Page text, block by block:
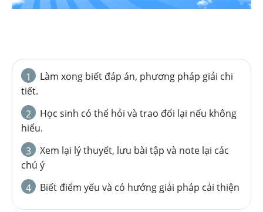
1
Làm xong biết đáp án, phương pháp giải chi
tiết.
2
Học sinh có thể hỏi và trao đổi lại nếu không
hiểu.
3
Xem lại lý thuyết, lưu bài tập và note lại các
chú ý
4
Biết điểm yếu và có hướng giải pháp cải thiện